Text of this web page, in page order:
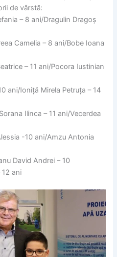
de vârstă:
– 8 ani/Dragulin Dragoș
Camelia – 8 ani/Bobe Ioana
– 11 ani/Pocora Iustinian
ani/Ioniță Mirela Petruța – 14
Ilinca – 11 ani/Vecerdea
-10 ani/Amzu Antonia
David Andrei – 10
12 ani